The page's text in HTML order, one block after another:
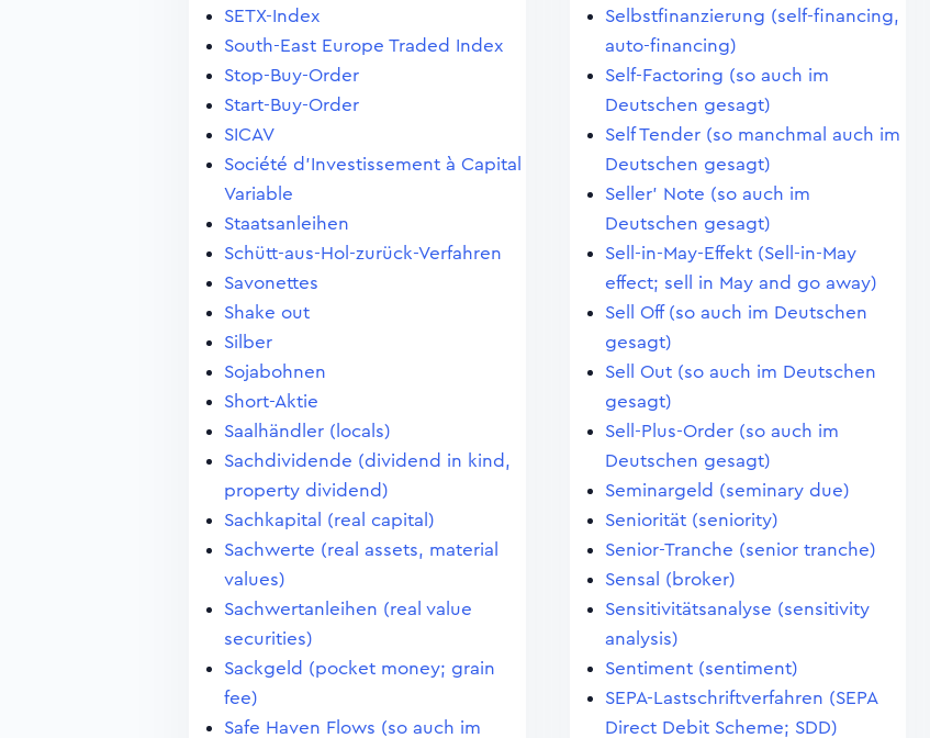
SETX-Index
South-East Europe Traded Index
Stop-Buy-Order
Start-Buy-Order
SICAV
Société d'Investissement à Capital
Variable
Staatsanleihen
Schütt-aus-Hol-zurück-Verfahren
Savonettes
Shake out
Silber
Sojabohnen
Short-Aktie
Saalhändler (locals)
Sachdividende (dividend in kind,
property dividend)
Sachkapital (real capital)
Sachwerte (real assets, material
values)
Sachwertanleihen (real value
securities)
Sackgeld (pocket money; grain
fee)
Safe Haven Flows (so auch im
Selbstfinanzierung (self-financing,
auto-financing)
Self-Factoring (so auch im
Deutschen gesagt)
Self Tender (so manchmal auch im
Deutschen gesagt)
Seller' Note (so auch im
Deutschen gesagt)
Sell-in-May-Effekt (Sell-in-May
effect; sell in May and go away)
Sell Off (so auch im Deutschen
gesagt)
Sell Out (so auch im Deutschen
gesagt)
Sell-Plus-Order (so auch im
Deutschen gesagt)
Seminargeld (seminary due)
Seniorität (seniority)
Senior-Tranche (senior tranche)
Sensal (broker)
Sensitivitätsanalyse (sensitivity
analysis)
Sentiment (sentiment)
SEPA-Lastschriftverfahren (SEPA
Direct Debit Scheme; SDD)